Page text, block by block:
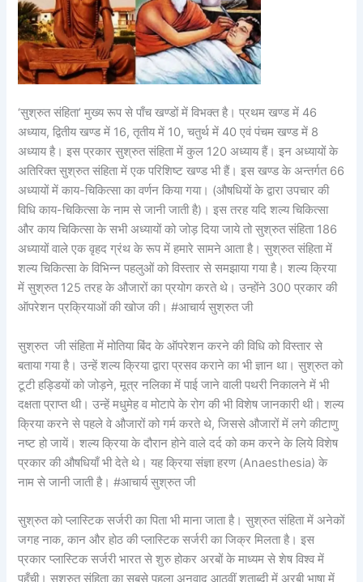
‘सुश्रुत संहिता’ मुख्य रूप से पाँच खण्डों में विभक्त है। प्रथम खण्ड में 46
अध्याय, द्वितीय खण्ड में 16, तृतीय में 10, चतुर्थ में 40 एवं पंचम खण्ड में 8
अध्याय है। इस प्रकार सुश्रुत संहिता में कुल 120 अध्याय हैं। इन अध्यायों के
अतिरिक्त सुश्रुत संहिता में एक परिशिष्ट खण्ड भी हैं। इस खण्ड के अन्तर्गत 66
अध्यायों में काय-चिकित्सा का वर्णन किया गया। (औषधियों के द्वारा उपचार की
विधि काय-चिकित्सा के नाम से जानी जाती है)। इस तरह यदि शल्य चिकित्सा
और काय चिकित्सा के सभी अध्यायों को जोड़ दिया जाये तो सुश्रुत संहिता 186
अध्यायों वाले एक वृहद ग्रंथ के रूप में हमारे सामने आता है। सुश्रुत संहिता में
शल्य चिकित्सा के विभिन्न पहलुओं को विस्तार से समझाया गया है। शल्य क्रिया
में सुश्रुत 125 तरह के औजारों का प्रयोग करते थे। उन्होंने 300 प्रकार की
ऑपरेशन प्रक्रियाओं की खोज की। #आचार्य सुश्रुत जी
सुश्रुत जी संहिता में मोतिया बिंद के ऑपरेशन करने की विधि को विस्तार से
बताया गया है। उन्हें शल्य क्रिया द्वारा प्रसव कराने का भी ज्ञान था। सुश्रुत को
टूटी हड्डियों को जोड़ने, मूत्र नलिका में पाई जाने वाली पथरी निकालने में भी
दक्षता प्राप्त थी। उन्हें मधुमेह व मोटापे के रोग की भी विशेष जानकारी थी। शल्य
क्रिया करने से पहले वे औजारों को गर्म करते थे, जिससे औजारों में लगे कीटाणु
नष्ट हो जायें। शल्य क्रिया के दौरान होने वाले दर्द को कम करने के लिये विशेष
प्रकार की औषधियाँ भी देते थे। यह क्रिया संज्ञा हरण (Anaesthesia) के
नाम से जानी जाती है। #आचार्य सुश्रुत जी
सुश्रुत को प्लास्टिक सर्जरी का पिता भी माना जाता है। सुश्रुत संहिता में अनेकों
जगह नाक, कान और होठ की प्लास्टिक सर्जरी का जिक्र मिलता है। इस
प्रकार प्लास्टिक सर्जरी भारत से शुरु होकर अरबों के माध्यम से शेष विश्व में
पहुँची। सुश्रुत संहिता का सबसे पहला अनुवाद आठवीं शताब्दी में अरबी भाषा में